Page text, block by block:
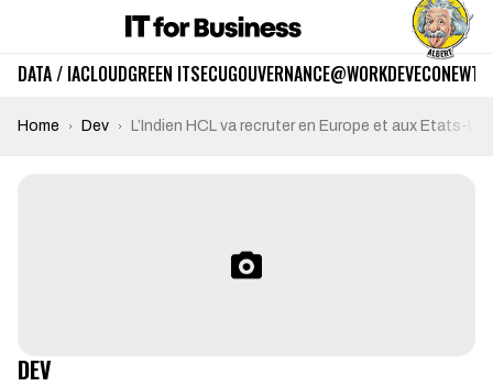
DATA / IACLOUDGREEN ITSECUGOUVERNANCE@WORKDEVECO
Home Dev L’Indien HCL va recruter en Europe et aux Etats-
DEV